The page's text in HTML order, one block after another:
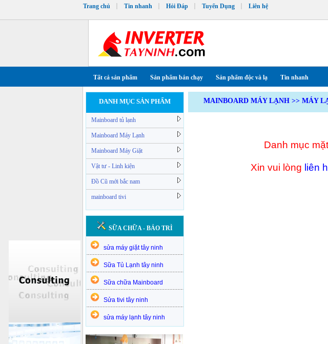
Trang chủ Tin nhanh Hỏi Đáp Tuyển Dụng Liên hệ
Tất cả sản phẩm Sản phẩm bán chạy Sản phẩm độc và lạ Tin nhanh
DANH MỤC SẢN PHẨM
Mainboard tủ lạnh
Mainboard Máy Lạnh
Mainboard Máy Giặt
Vật tư - Linh kiện
Đồ Cũ mới bắc nam
mainboard tivi
SỮA CHỮA - BẢO TRÌ
sửa máy giặt tây ninh
Sữa Tủ Lạnh tây ninh
Sữa chữa Mainboard
Sửa tivi tây ninh
sửa máy lạnh tây ninh
MAINBOARD MÁY LẠNH >> MÁY
Danh mục
Xin vui lòng liên